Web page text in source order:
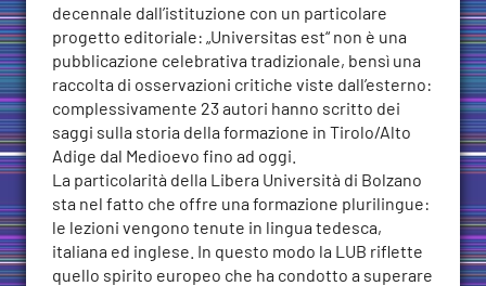
decennale dall’istituzione con un particolare
progetto editoriale: „Universitas est“ non è una
pubblicazione celebrativa tradizionale, bensì una
raccolta di osservazioni critiche viste dall’esterno:
complessivamente 23 autori hanno scritto dei
saggi sulla storia della formazione in Tirolo/Alto
Adige dal Medioevo fino ad oggi.
La particolarità della Libera Università di Bolzano
sta nel fatto che offre una formazione plurilingue:
le lezioni vengono tenute in lingua tedesca,
italiana ed inglese. In questo modo la LUB riflette
quello spirito europeo che ha condotto a superare